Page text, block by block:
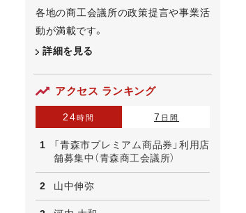
各地の商工会議所の政策提言や事業活
動が満載です。
詳細を見る
アクセス ランキング
24時間 7 日間
「青森市プレミアム商品券」利用店
舗募集中（青森商工会議所）
山中伸弥